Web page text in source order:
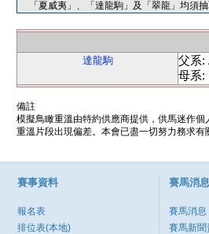
「夏威夷」、「達龍駒」及「翠龍」均須抽
達龍駒
父系:
母系:
備註
模擬鳥瞰重溫由特約供應商提供，供馬迷作
重溫片段出現偏差。本會已盡一切努力務求
賽事資料
報名表
排位表(本地)
賽馬消
賽馬消息
賽馬新聞